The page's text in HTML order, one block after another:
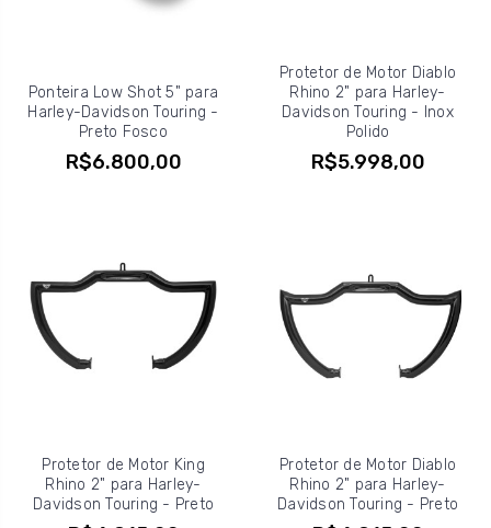
Ponteira Low Shot 5" para
Harley-Davidson Touring -
Preto Fosco
R$6.800,00
Protetor de Motor Diablo
Rhino 2" para Harley-
Davidson Touring - Inox
Polido
R$5.998,00
Protetor de Motor King
Rhino 2" para Harley-
Davidson Touring - Preto
Protetor de Motor Diablo
Rhino 2" para Harley-
Davidson Touring - Preto